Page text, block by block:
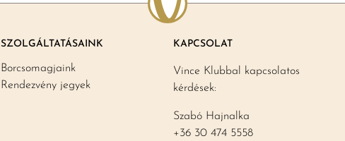
SZOLGÁLTATÁSAINK
Borcsomagjaink
Rendezvény jegyek
KAPCSOLAT
Vince Klubbal kapcsolatos
kérdések:
Szabó Hajnalka
+36 30 474 5558